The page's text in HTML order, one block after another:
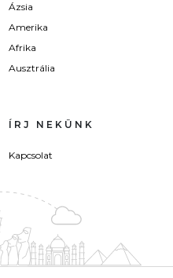
Ázsia
Amerika
Afrika
Ausztrália
ÍRJ NEKÜNK
Kapcsolat